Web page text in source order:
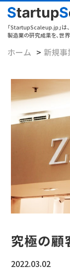
「StartupScaleup.jp」は、
製造業の研究成果を、世
ホーム 新規事
究極の顧
2022.03.02